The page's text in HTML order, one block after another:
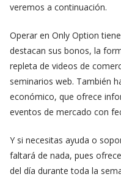
veremos a continuación.
Operar en Only Option
destacan sus bonos, la
repleta de videos de
seminarios web. También
económico, que ofrece
eventos de mercado con
Y si necesitas ayuda o
faltará de nada, pues
del día durante toda la